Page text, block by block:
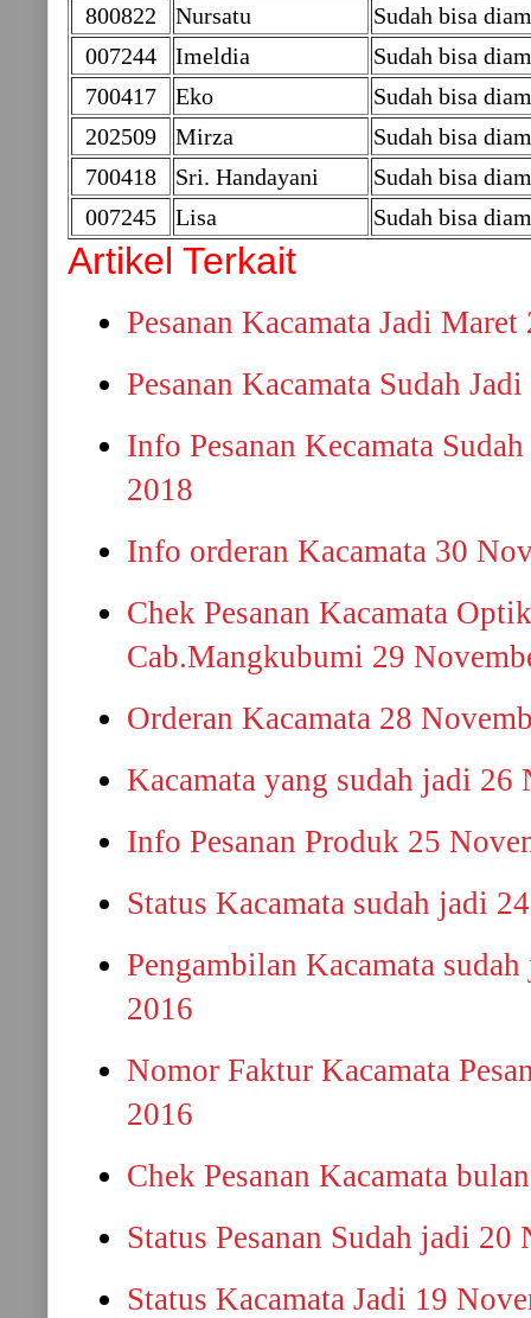
800822
Nursatu
Sudah bisa
007244
Imeldia
Sudah bisa
700417
Eko
Sudah bisa
202509
Mirza
Sudah bisa
700418
Sri. Handayani
Sudah bisa
007245
Lisa Sudah bisa
Artikel Terkait
Pesanan Kacamata Jadi Maret
Pesanan Kacamata Sudah
Info Pesanan Kecamata
2018
Info orderan Kacamata 30
Chek Pesanan Kacamata
Cab.Mangkubumi 29
Orderan Kacamata 28
Kacamata yang sudah jadi 26
Info Pesanan Produk 25
Status Kacamata sudah jadi
Pengambilan Kacamata
2016
Nomor Faktur Kacamata
2016
Chek Pesanan Kacamata
Status Pesanan Sudah jadi 20
Status Kacamata Jadi 19